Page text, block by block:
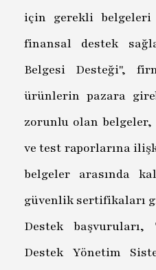
için gerekli belgeleri
finansal destek
Belgesi Desteği",
ürünlerin pazara
zorunlu olan
ve test raporlarına
belgeler arasında
güvenlik sertifikaları
Destek başvuruları,
Destek Yönetim